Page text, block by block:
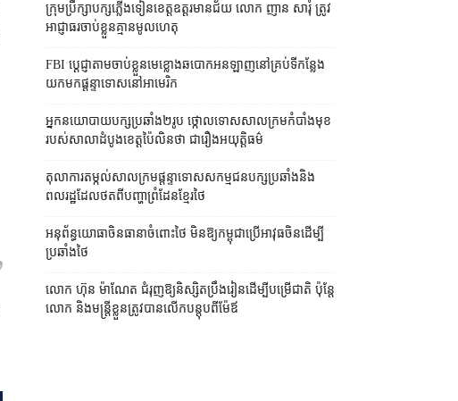
ក្រុមប្រឹក្សា​បក្ស​ភ្លើងទៀន​ខេត្ត​ឧត្ដរមានជ័យ លោក ញាន សារុំ ត្រូវ​
អាជ្ញាធរ​ចាប់ខ្លួន​គ្មាន​មូលហេតុ
FBI ប្ដេជ្ញា​តាម​ចាប់ខ្លួន​មេខ្លោង​ឆបោក​អនឡាញ​នៅ​គ្រប់​ទីកន្លែង​
យក​មក​ផ្ដន្ទាទោស​នៅ​អាមេរិក
អ្នកនយោបាយ​បក្ស​ប្រឆាំង​២​រូប ថ្កោលទោស​សាលក្រម​កំបាំងមុខ​
របស់​សាលាដំបូង​ខេត្ត​ប៉ៃលិន​ថា ជា​រឿង​អយុត្តិធម៌
តុលាការ​តម្កល់​សាលក្រម​ផ្ដន្ទាទោស​សកម្មជន​បក្ស​ប្រឆាំង​និង​
ពលរដ្ឋ​ដែល​ថត​ពី​បញ្ហា​ព្រំដែន​ខ្មែរ​ថៃ
អនុព័ន្ធយោធា​ចិន​ធានា​ចំពោះ​ថៃ មិន​ឱ្យ​កម្ពុជា​ប្រើ​អាវុធ​ចិន​ដើម្បី​
ប្រឆាំង​ថៃ ​
លោក ហ៊ុន ម៉ាណែត ជំរុញ​ឱ្យ​និស្សិត​ប្រឹងរៀន​ដើម្បី​បម្រើ​ជាតិ ប៉ុន្តែ​
លោក និង​មន្ត្រី​​ខ្លួន​ត្រូវ​បាន​លើក​បន្តុប​ពី​ម៉ែឪ